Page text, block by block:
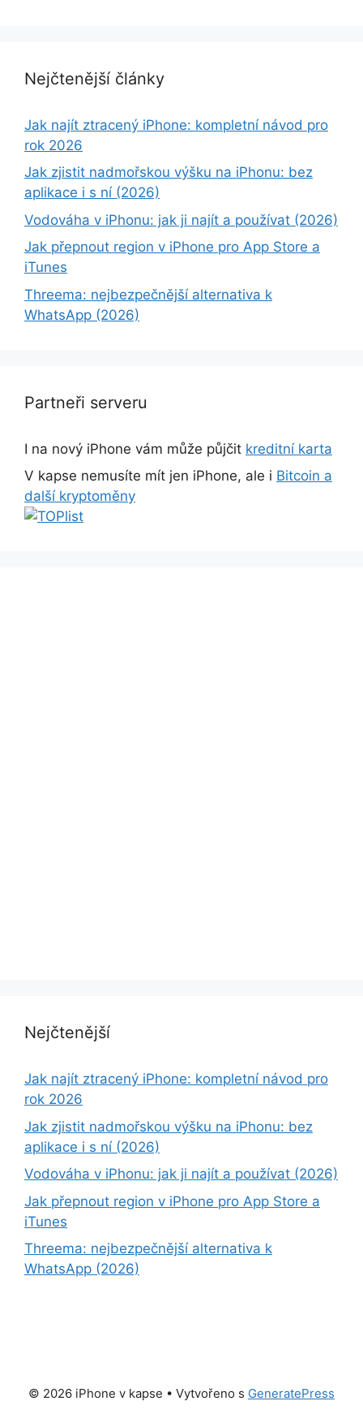
Nejčtenější články
Jak najít ztracený iPhone: kompletní návod pro
rok 2026
Jak zjistit nadmořskou výšku na iPhonu: bez
aplikace i s ní (2026)
Vodováha v iPhonu: jak ji najít a používat (2026)
Jak přepnout region v iPhone pro App Store a
iTunes
Threema: nejbezpečnější alternativa k
WhatsApp (2026)
Partneři serveru
I na nový iPhone vám může půjčit kreditní karta
V kapse nemusíte mít jen iPhone, ale i Bitcoin a
další kryptoměny
Nejčtenější
Jak najít ztracený iPhone: kompletní návod pro
rok 2026
Jak zjistit nadmořskou výšku na iPhonu: bez
aplikace i s ní (2026)
Vodováha v iPhonu: jak ji najít a používat (2026)
Jak přepnout region v iPhone pro App Store a
iTunes
Threema: nejbezpečnější alternativa k
WhatsApp (2026)
© 2026 iPhone v kapse • Vytvořeno s GeneratePress